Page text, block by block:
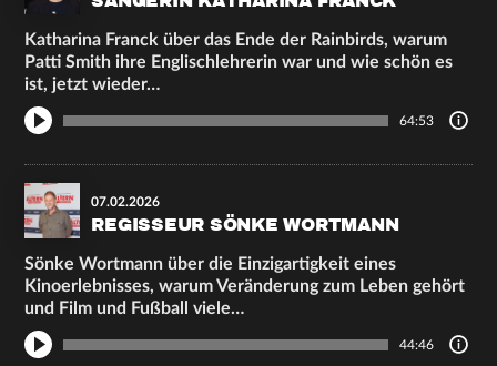
Katharina Franck über das Ende der Rainbirds, warum
Patti Smith ihre Englischlehrerin war und wie schön es
ist, jetzt wieder…
64:53
07.02.2026
REGISSEUR SÖNKE WORTMANN
Sönke Wortmann über die Einzigartigkeit eines
Kinoerlebnisses, warum Veränderung zum Leben gehört
und Film und Fußball viele…
44:46